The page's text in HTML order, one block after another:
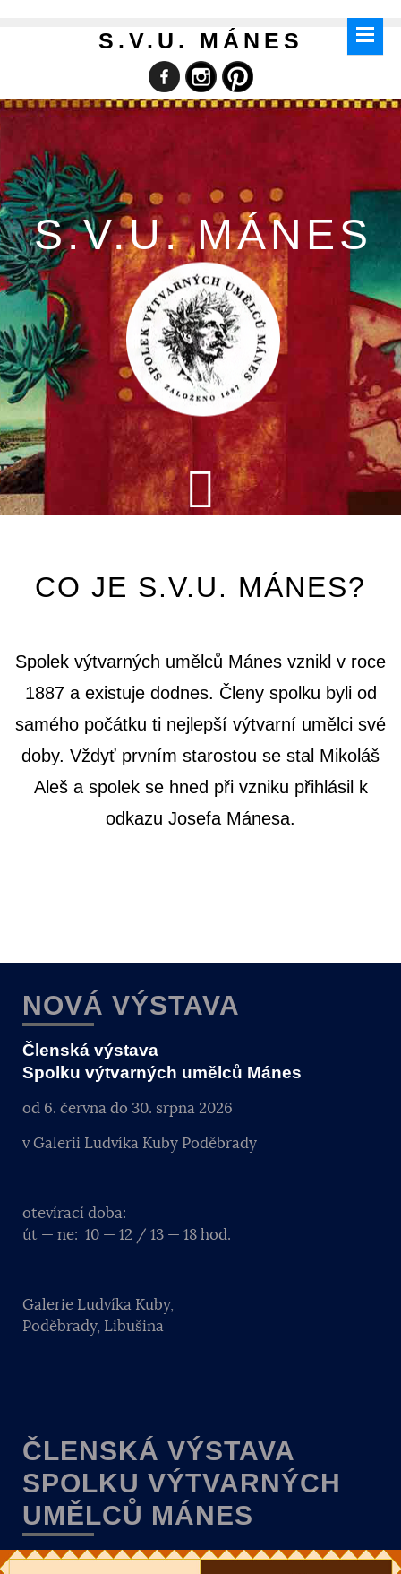
S.V.U. MÁNES
S.V.U. MÁNES
CO JE S.V.U. MÁNES?
Spolek výtvarných umělců Mánes vznikl v roce
1887 a existuje dodnes. Členy spolku byli od
samého počátku ti nejlepší výtvarní umělci své
doby. Vždyť prvním starostou se stal Mikoláš
Aleš a spolek se hned při vzniku přihlásil k
odkazu Josefa Mánesa.
NOVÁ VÝSTAVA
Členská výstava
Spolku výtvarných umělců Mánes
od 6. června do 30. srpna 2026
v Galerii Ludvíka Kuby Poděbrady
otevírací doba:
út — ne: 10 — 12 / 13 — 18 hod.
Galerie Ludvíka Kuby,
Poděbrady, Libušina
ČLENSKÁ VÝSTAVA
SPOLKU VÝTVARNÝCH
UMĚLCŮ MÁNES